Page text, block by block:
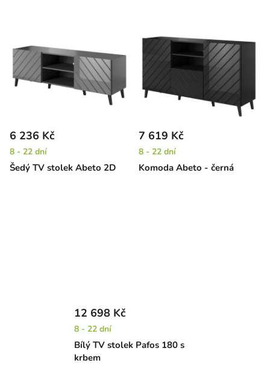
Šedý TV stolek Abeto 2D
6 236 Kč
8 - 22 dní
Komoda Abeto - černá
7 619 Kč
8 - 22 dní
Bílý TV stolek Pafos 180 s
krbem
12 698 Kč
8 - 22 dní